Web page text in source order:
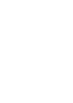
được quây
Nướng tuyệt
xinh nhé các